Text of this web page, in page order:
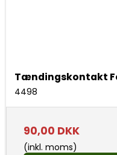
Tændingskontakt
4498
90,00 DKK
(inkl. moms)